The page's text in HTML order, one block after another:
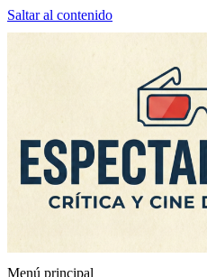
Saltar al contenido
Menú principal